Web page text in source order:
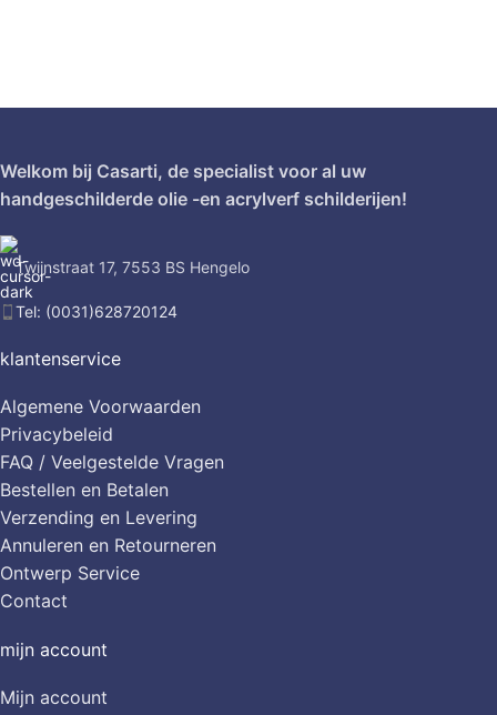
Welkom bij Casarti, de specialist voor al uw
handgeschilderde olie -en acrylverf schilderijen!
Twijnstraat 17, 7553 BS Hengelo
Tel: (0031)628720124
klantenservice
Algemene Voorwaarden
Privacybeleid
FAQ / Veelgestelde Vragen
Bestellen en Betalen
Verzending en Levering
Annuleren en Retourneren
Ontwerp Service
Contact
mijn account
Mijn account